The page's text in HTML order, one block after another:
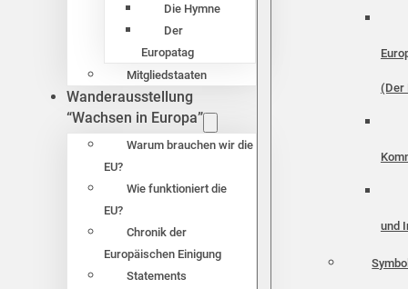
Die Hymne
Der
Europatag
Mitgliedstaaten
Wanderausstellung
“Wachsen in Europa”
Warum brauchen wir die
EU?
Wie funktioniert die
EU?
Chronik der
Europäischen Einigung
Statements
(Der
und